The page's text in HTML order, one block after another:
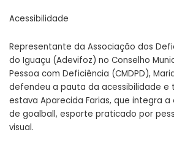
Acessibilidade
Representante da Associação dos
do Iguaçu (Adevifoz) no Conselho
Pessoa com Deficiência (CMDPD),
defendeu a pauta da acessibilidade e
estava Aparecida Farias, que integra
de goalball, esporte praticado por
visual.